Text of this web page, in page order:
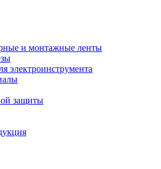
и монтажные ленты
электроинструмента
защиты